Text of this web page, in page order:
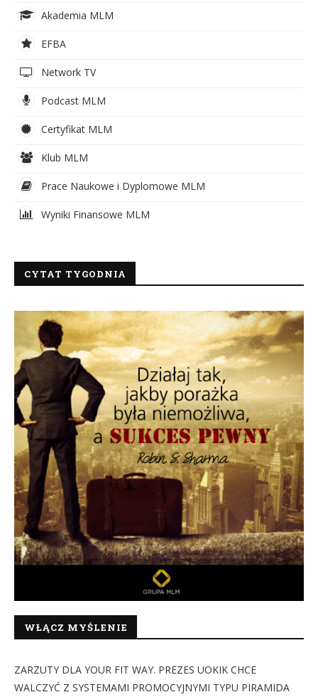
Akademia MLM
EFBA
Network TV
Podcast MLM
Certyfikat MLM
Klub MLM
Prace Naukowe i Dyplomowe MLM
Wyniki Finansowe MLM
CYTAT TYGODNIA
WŁĄCZ MYŚLENIE
ZARZUTY DLA YOUR FIT WAY. PREZES UOKIK CHCE
WALCZYĆ Z SYSTEMAMI PROMOCYJNYMI TYPU PIRAMIDA